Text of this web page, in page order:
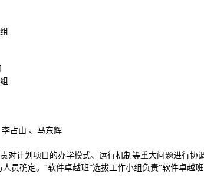
占山 、马东辉
对计划项目的办学模式、运行机制等重大问题进行协
员确定。“软件卓越班”选拔工作小组负责“软件卓越